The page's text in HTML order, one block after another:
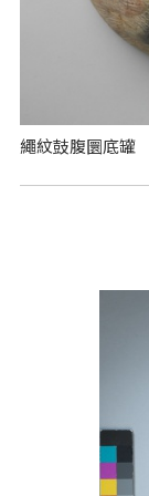
繩紋鼓腹圜底罐